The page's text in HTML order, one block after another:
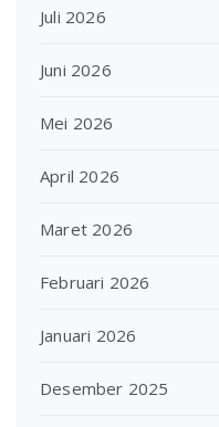
Juli 2026
Juni 2026
Mei 2026
April 2026
Maret 2026
Februari 2026
Januari 2026
Desember 2025